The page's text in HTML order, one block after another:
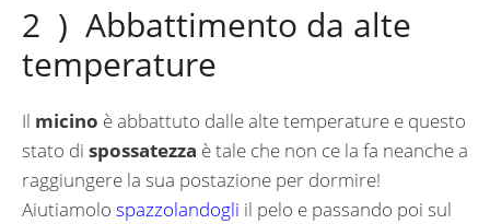
2 ) Abbattimento da alte
temperature
Il micino è abbattuto dalle alte temperature e questo
stato di spossatezza è tale che non ce la fa neanche a
raggiungere la sua postazione per dormire!
Aiutiamolo spazzolandogli il pelo e passando poi sul